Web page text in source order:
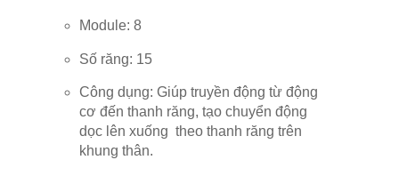
Module: 8
Số răng: 15
Công dụng: Giúp truyền động từ động
cơ đến thanh răng, tạo chuyển động
dọc lên xuống theo thanh răng trên
khung thân.